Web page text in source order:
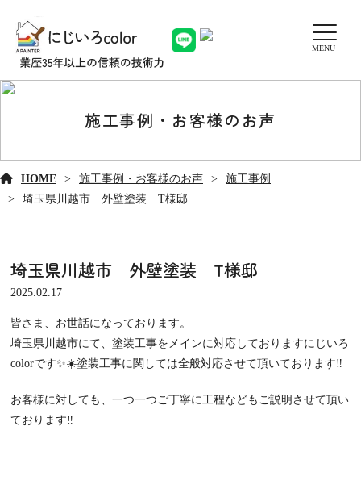
MENU
施工事例・お客様のお声
HOME 施工事例・お客様のお声
施工事例
埼玉県川越市 外壁塗装 T様邸
埼玉県川越市 外壁塗装 T様邸
2025.02.17
皆さま、お世話になっております。
埼玉県川越市にて、塗装工事をメインに対応しておりますにじいろ
colorです✨☀️塗装工事に関しては全般対応させて頂いております‼️
お客様に対しても、一つ一つご丁寧に工程などもご説明させて頂い
ております‼️